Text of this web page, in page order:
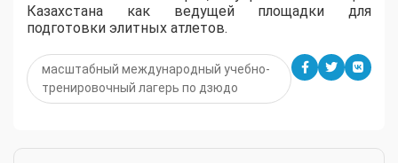
Казахстана как ведущей площадки для
подготовки элитных атлетов.
масштабный международный учебно-
тренировочный лагерь по дзюдо